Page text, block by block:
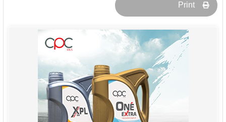
Print